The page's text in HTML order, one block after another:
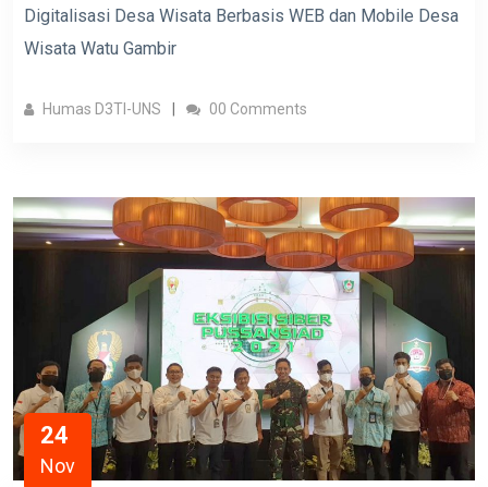
Digitalisasi Desa Wisata Berbasis WEB dan Mobile Desa
Wisata Watu Gambir
Humas D3TI-UNS 00 Comments
24
Nov